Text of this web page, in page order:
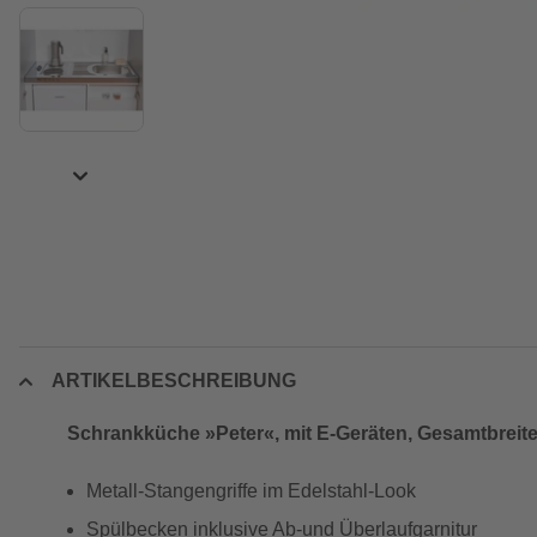
ARTIKELBESCHREIBUNG
Schrankküche »Peter«, mit E-Geräten,
Metall-Stangengriffe im Edelstahl-Look
Spülbecken inklusive Ab-und Überlaufgarnitur